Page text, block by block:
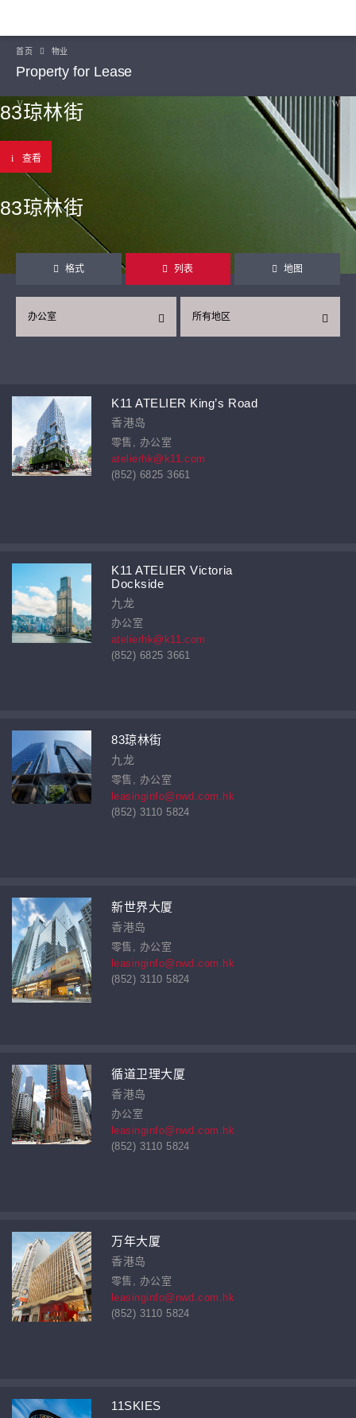
首页 物业
Property for Lease
83琼林街
查看
83琼林街
格式 列表 地图
所有地区
办公室
K11 ATELIER King’s Road
香港岛
零售, 办公室
atelierhk@k11.com
(852) 6825 3661
K11 ATELIER Victoria
Dockside
九龙
办公室
atelierhk@k11.com
(852) 6825 3661
83琼林街
九龙
零售, 办公室
leasinginfo@nwd.com.hk
(852) 3110 5824
新世界大厦
香港岛
零售, 办公室
leasinginfo@nwd.com.hk
(852) 3110 5824
循道卫理大厦
香港岛
办公室
leasinginfo@nwd.com.hk
(852) 3110 5824
万年大厦
香港岛
零售, 办公室
leasinginfo@nwd.com.hk
(852) 3110 5824
11SKIES